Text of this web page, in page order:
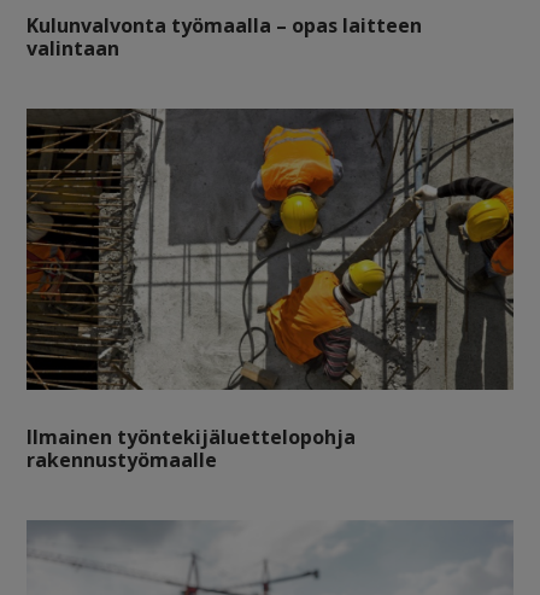
Kulunvalvonta työmaalla – opas laitteen
valintaan
Ilmainen työntekijäluettelopohja
rakennustyömaalle